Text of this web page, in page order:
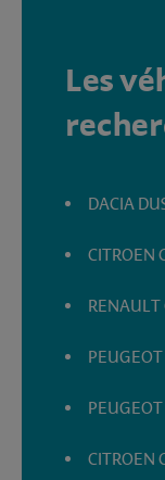
Les
DACIA
CITROEN
RENAULT
CITROEN